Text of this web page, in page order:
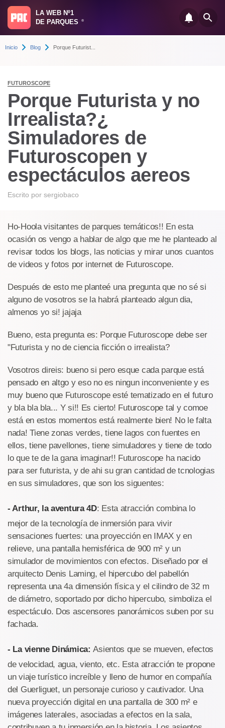
LA WEB Nº1
DE PARQUES
®
Inicio Blog Porque Futurist...
FUTUROSCOPE
Porque Futurista y no
Irrealista?¿
Simuladores de
Futuroscopen y
espectáculos aereos
Escrito por sergiobaco
Ho-Hoola visitantes de parques temáticos!! En esta
ocasión os vengo a hablar de algo que me he planteado al
revisar todos los blogs, las noticias y mirar unos cuantos
de videos y fotos por internet de Futuroscope.
Después de esto me planteé una pregunta que no sé si
alguno de vosotros se la habrá planteado algun dia,
almenos yo si! jajaja
Bueno, esta pregunta es: Porque Futuroscope debe ser
"Futurista y no de ciencia ficción o irrealista?
Vosotros direis: bueno si pero esque cada parque está
pensado en altgo y eso no es ningun inconveniente y es
muy bueno que Futuroscope esté tematizado en el futuro
y bla bla bla... Y si!! Es cierto! Futuroscope tal y comoe
está en estos momentos está realmente bien! No le falta
nada! Tiene zonas verdes, tiene lagos con fuentes en
ellos, tiene pavellones, tiene simuladores y tiene de todo
lo que te de la gana imaginar!! Futuroscope ha nacido
para ser futurista, y de ahi su gran cantidad de tcnologias
en sus simuladores, que son los siguentes:
- Arthur, la aventura 4D: Esta atracción combina lo
mejor de la tecnología de inmersión para vivir
sensaciones fuertes: una proyección en IMAX y en
relieve, una pantalla hemisférica de 900 m² y un
simulador de movimientos con efectos. Diseñado por el
arquitecto Denis Laming, el hipercubo del pabellón
representa una 4a dimensión física y el cilindro de 32 m
de diámetro, soportado por dicho hipercubo, simboliza el
espectáculo. Dos ascensores panorámicos suben por su
fachada.
- La vienne Dinámica: Asientos que se mueven, efectos
de velocidad, agua, viento, etc. Esta atracción te propone
un viaje turístico increíble y lleno de humor en compañía
del Guerliguet, un personaje curioso y cautivador. Una
nueva proyección digital en una pantalla de 300 m² e
imágenes laterales, asociadas a efectos en la sala,